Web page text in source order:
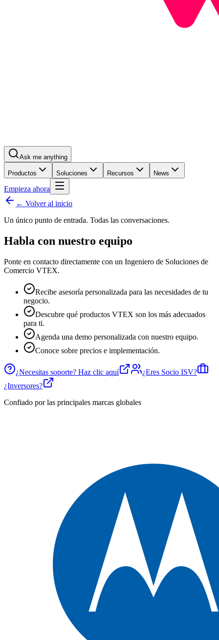
Ask me anything
Productos Soluciones Recursos News
Empieza ahora
← Volver al inicio
Un único punto de entrada. Todas las conversaciones.
Habla con nuestro equipo
Ponte en contacto directamente con un Ingeniero de Soluciones de
Comercio VTEX.
Recibe asesoría personalizada para las necesidades de tu
negocio.
Descubre qué productos VTEX son los más adecuados
para ti.
Agenda una demo personalizada con nuestro equipo.
Conoce sobre precios e implementación.
¿Necesitas soporte? Haz clic aquí
¿Eres Socio ISV?
¿Inversores?
Confiado por las principales marcas globales